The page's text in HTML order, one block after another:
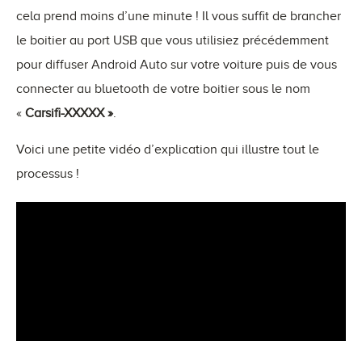
cela prend moins d’une minute ! Il vous suffit de brancher
le boitier au port USB que vous utilisiez précédemment
pour diffuser Android Auto sur votre voiture puis de vous
connecter au bluetooth de votre boitier sous le nom
« Carsifi-XXXXX »
Voici une petite vidéo d’explication qui illustre tout le
processus !